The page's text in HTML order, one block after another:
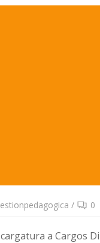
/ 0
a Cargos